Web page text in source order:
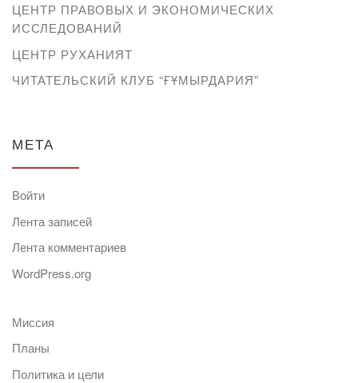
ЦЕНТР ПРАВОВЫХ И ЭКОНОМИЧЕСКИХ
ИССЛЕДОВАНИЙ
ЦЕНТР РУХАНИЯТ
ЧИТАТЕЛЬСКИЙ КЛУБ “ҒҰМЫРДАРИЯ”
МЕТА
Войти
Лента записей
Лента комментариев
WordPress.org
Миссия
Планы
Политика и цели